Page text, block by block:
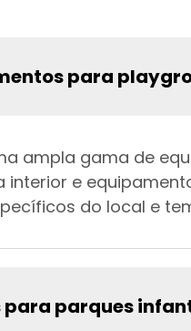
para
ampla gama de
e
do local e
para parques